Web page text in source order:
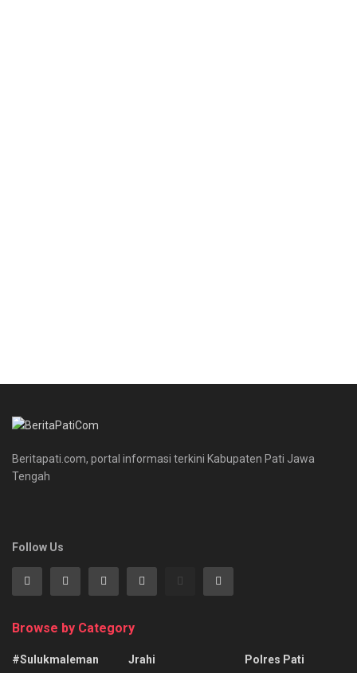
Beritapati.com, portal informasi terkini Kabupaten Pati Jawa
Tengah
Follow Us
Browse by Category
#sulukmaleman
Jrahi
Polres Pati